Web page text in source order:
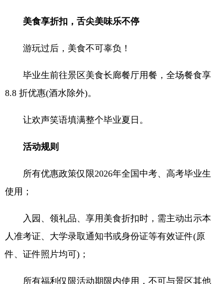
美食享折扣，舌尖美味乐不停
游玩过后，美食不可辜负！
毕业生前往景区美食长廊餐厅用餐，全场餐食享
8.8 折优惠(酒水除外)。
让欢声笑语填满整个毕业夏日。
活动规则
所有优惠政策仅限2026年全国中考、高考毕业生
使用；
入园、领礼品、享用美食折扣时，需主动出示本
人准考证、大学录取通知书或身份证等有效证件(原
件、证件照片均可)；
所有福利仅限活动期限内使用，不可与景区其他